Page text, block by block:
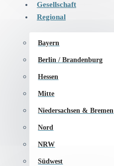
Gesellschaft
Regional
Bayern
Berlin / Brandenburg
Hessen
Mitte
Niedersachsen & Bremen
Nord
NRW
Südwest